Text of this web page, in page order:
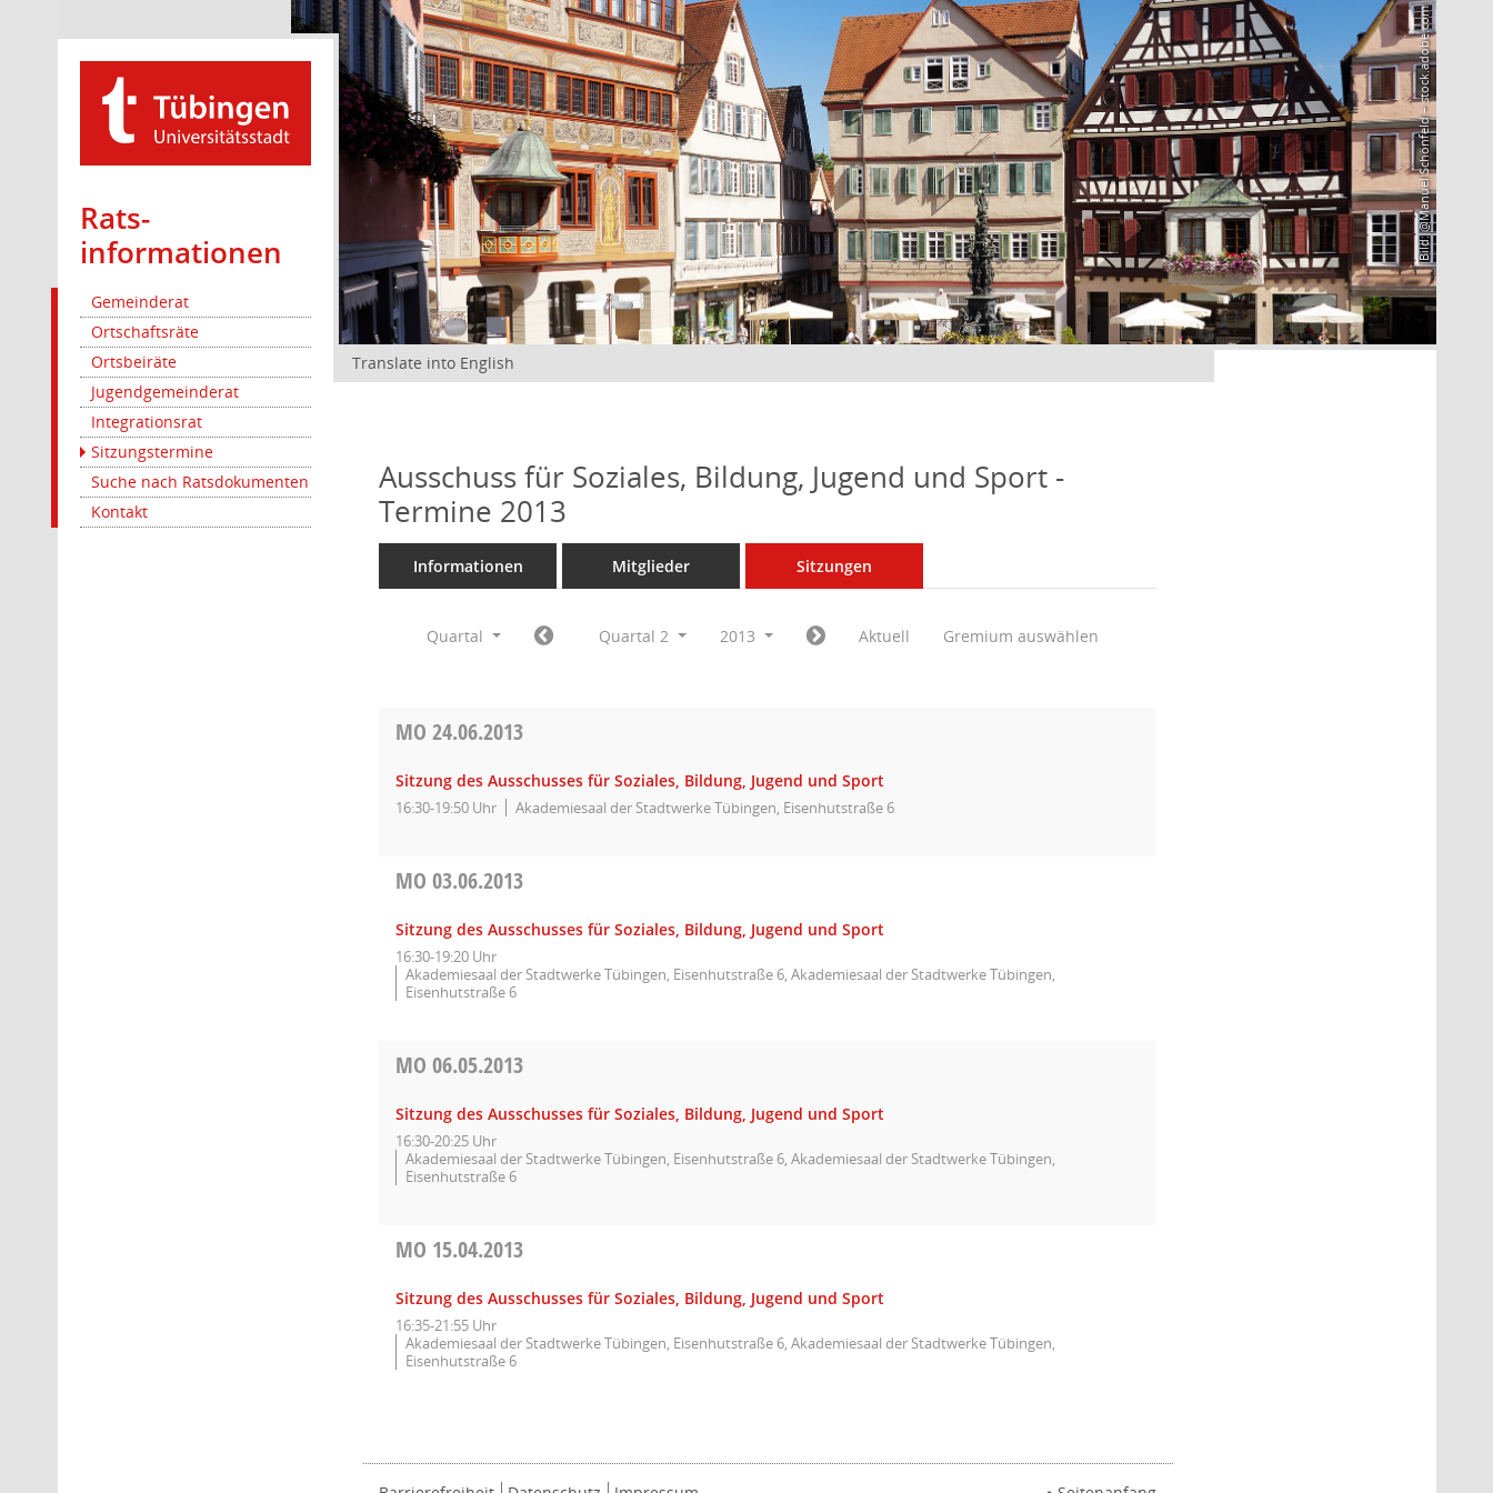
Rats­
informationen
Gemeinderat
Ortschaftsräte
Ortsbeiräte
Jugendgemeinderat
Integrationsrat
Sitzungstermine
Suche nach Ratsdokumenten
Kontakt
Bild: @Manuel Schönfeld – stock.adobe.com
Translate into English
Ausschuss für Soziales, Bildung, Jugend und Sport -
Termine 2013
Informationen Mitglieder Sitzungen
Quartal Quartal 2 2013 Aktuell Gremium auswählen
MO24.06.2013
Sitzung des Ausschusses für Soziales, Bildung, Jugend und Sport
16:30-19:50 Uhr Akademiesaal der Stadtwerke Tübingen, Eisenhutstraße 6
MO03.06.2013
Sitzung des Ausschusses für Soziales, Bildung, Jugend und Sport
16:30-19:20 Uhr
Akademiesaal der Stadtwerke Tübingen, Eisenhutstraße 6, Akademiesaal der Stadtwerke Tübingen,
Eisenhutstraße 6
MO06.05.2013
Sitzung des Ausschusses für Soziales, Bildung, Jugend und Sport
16:30-20:25 Uhr
Akademiesaal der Stadtwerke Tübingen, Eisenhutstraße 6, Akademiesaal der Stadtwerke Tübingen,
Eisenhutstraße 6
MO 15.04.2013
Sitzung des Ausschusses für Soziales, Bildung, Jugend und Sport
16:35-21:55 Uhr
Akademiesaal der Stadtwerke Tübingen, Eisenhutstraße 6, Akademiesaal der Stadtwerke Tübingen,
Eisenhutstraße 6